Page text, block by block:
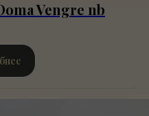
Vengre nb